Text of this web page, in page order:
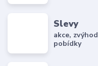
Slevy
akce,
pobídky